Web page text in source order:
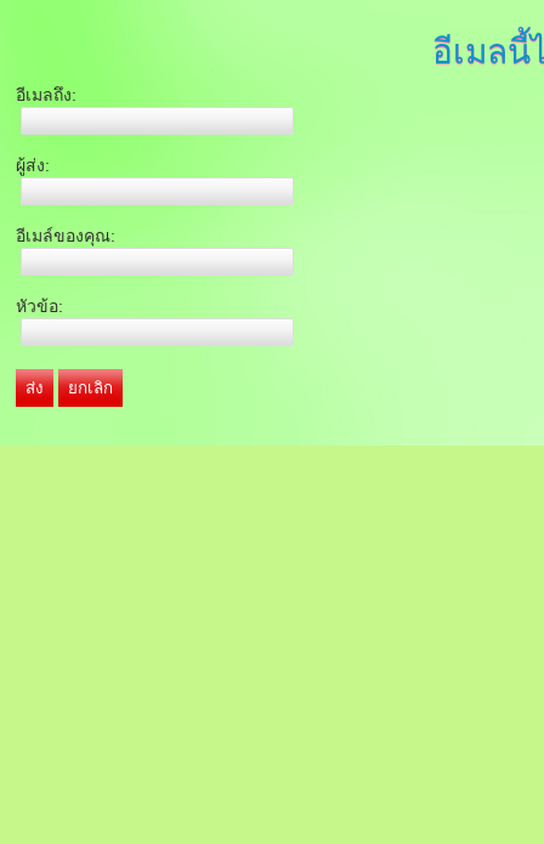
อีเมลนี้
อีเมลถึง:
ผู้ส่ง:
อีเมล์ของคุณ:
หัวข้อ:
ส่ง ยกเลิก